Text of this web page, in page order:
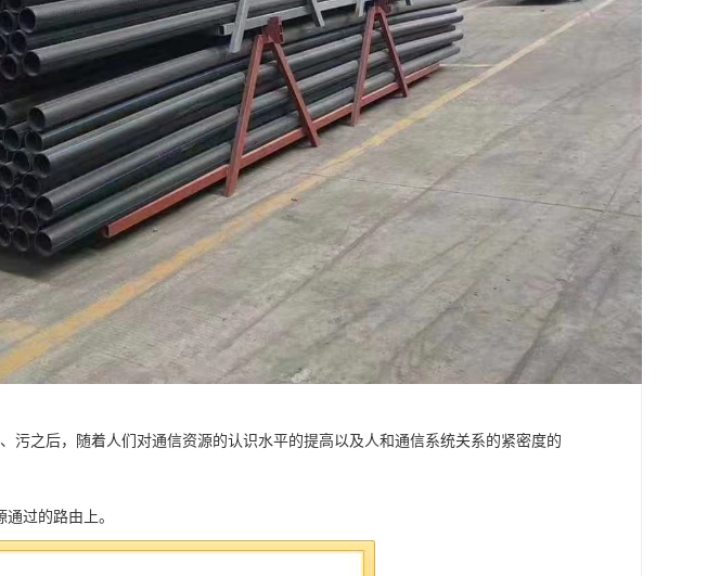
污之后，随着人们对通信资源的认识水平的提高以及人和通信系统关系的紧密度的
过的路由上。
管道、提高管道路网的灵活性。